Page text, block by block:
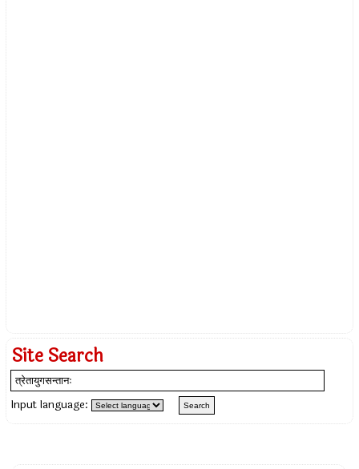
Site Search
Input language: